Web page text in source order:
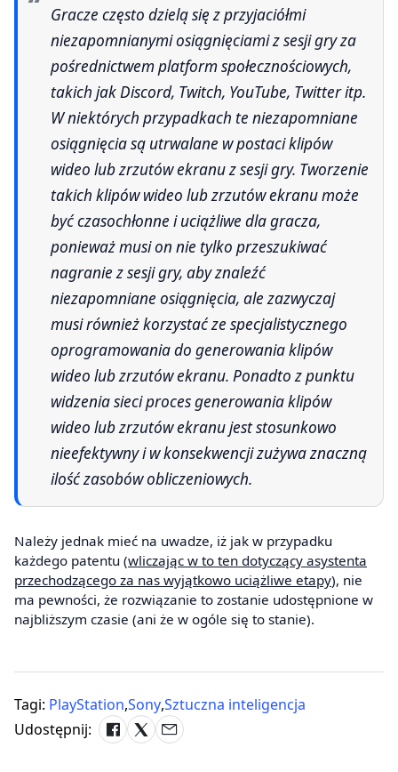
Gracze często dzielą się z przyjaciółmi
niezapomnianymi osiągnięciami z sesji gry za
pośrednictwem platform społecznościowych,
takich jak Discord, Twitch, YouTube, Twitter itp.
W niektórych przypadkach te niezapomniane
osiągnięcia są utrwalane w postaci klipów
wideo lub zrzutów ekranu z sesji gry. Tworzenie
takich klipów wideo lub zrzutów ekranu może
być czasochłonne i uciążliwe dla gracza,
ponieważ musi on nie tylko przeszukiwać
nagranie z sesji gry, aby znaleźć
niezapomniane osiągnięcia, ale zazwyczaj
musi również korzystać ze specjalistycznego
oprogramowania do generowania klipów
wideo lub zrzutów ekranu. Ponadto z punktu
widzenia sieci proces generowania klipów
wideo lub zrzutów ekranu jest stosunkowo
nieefektywny i w konsekwencji zużywa znaczną
ilość zasobów obliczeniowych.
Należy jednak mieć na uwadze, iż jak w przypadku
każdego patentu (wliczając w to ten dotyczący asystenta
przechodzącego za nas wyjątkowo uciążliwe etapy), nie
ma pewności, że rozwiązanie to zostanie udostępnione w
najbliższym czasie (ani że w ogóle się to stanie).
Tagi: PlayStation,Sony,Sztuczna inteligencja
Udostępnij: